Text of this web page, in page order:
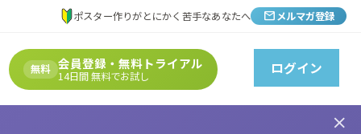
ポスター作りがとにかく苦手なあなたへ mailメルマガ登録
無料 会員登録・無料トライアル
14日間 無料でお試し ログイン
close